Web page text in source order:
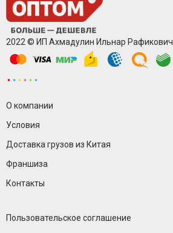
2022 © ИП Ахмадулин Ильнар Рафикович
О компании
Условия
Доставка грузов из Китая
Франшиза
Контакты
Пользовательское соглашение